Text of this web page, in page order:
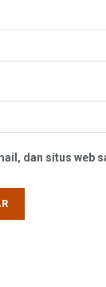
dan situs web